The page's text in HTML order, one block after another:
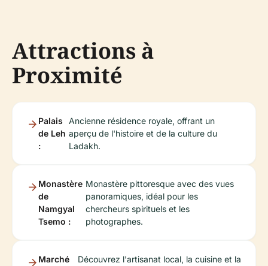
Attractions à
Proximité
Palais
de Leh
:
Ancienne résidence royale, offrant un
aperçu de l'histoire et de la culture du
Ladakh.
Monastère
de
Namgyal
Tsemo :
Monastère pittoresque avec des vues
panoramiques, idéal pour les
chercheurs spirituels et les
photographes.
Marché
Découvrez l'artisanat local, la cuisine et la